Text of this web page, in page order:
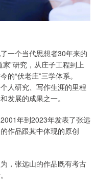
一个当代思想者30年来的
”研究，从庄子工程到上
“伏老庄”三学体系。
人研究、写作生涯的里程
发展的成果之一。
年到2023年发表了张远
作品跟其中体现的原创
，张远山的作品既有考古